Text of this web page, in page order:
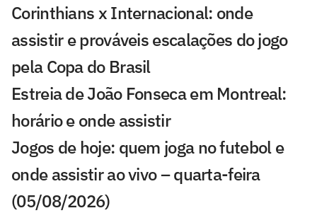
Corinthians x Internacional: onde
assistir e prováveis escalações do jogo
pela Copa do Brasil
Estreia de João Fonseca em Montreal:
horário e onde assistir
Jogos de hoje: quem joga no futebol e
onde assistir ao vivo – quarta-feira
(05/08/2026)